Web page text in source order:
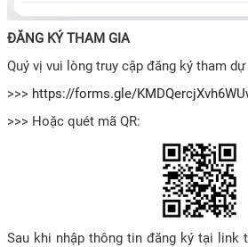
ĐĂNG KÝ THAM GIA
Quý vị vui lòng truy cập đăng ký tham
>>> https://forms.gle/
>>> Hoặc quét mã QR:
Sau khi nhập thông tin đăng ký tại link